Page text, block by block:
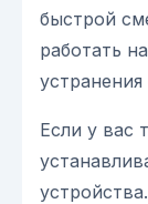
быстрой
работать
Если у вас